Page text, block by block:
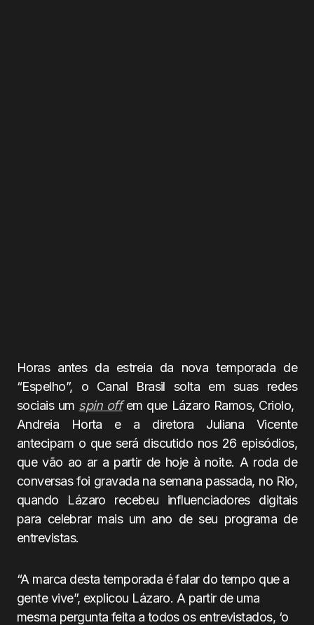
Horas antes da estreia da nova temporada de
“Espelho”, o Canal Brasil solta em suas redes
sociais um spin offem que Lázaro Ramos, Criolo,
Andreia Horta e a diretora Juliana Vicente
antecipam o que será discutido nos 26 episódios,
que vão ao ar a partir de hoje à noite. A roda de
conversas foi gravada na semana passada, no Rio,
quando Lázaro recebeu influenciadores digitais
para celebrar mais um ano de seu programa de
entrevistas.
“A marca desta temporada é falar do tempo que a
gente vive”, explicou Lázaro. A partir de uma
mesma pergunta feita a todos os entrevistados, ‘o